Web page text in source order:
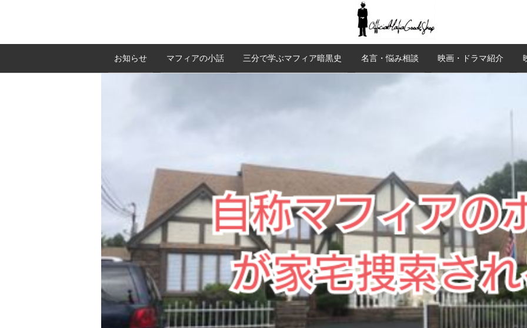
お知らせ マフィアの小話 三分で学ぶマフィア暗黒史 名言・悩み相談 映画・ドラマ紹介